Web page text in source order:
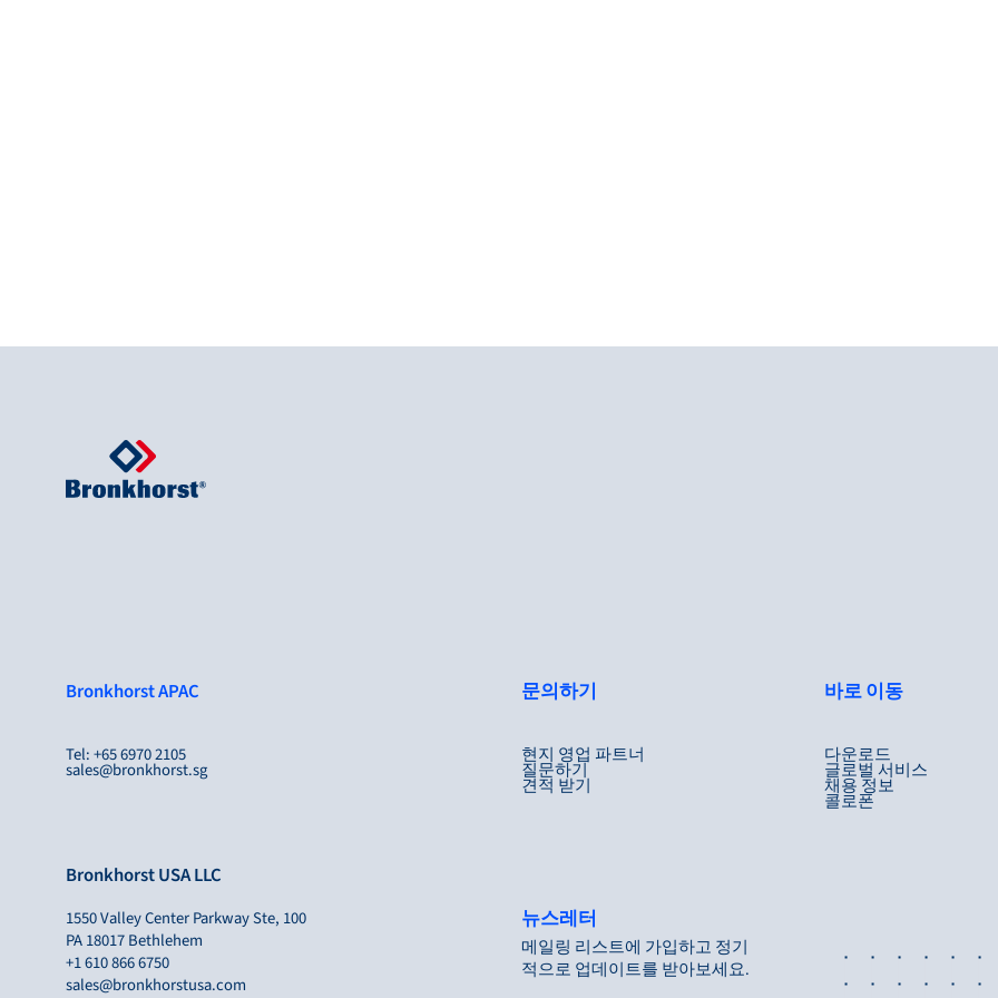
Bronkhorst APAC
Tel: +65 6970 2105
sales@bronkhorst.sg
Bronkhorst USA LLC
1550 Valley Center Parkway Ste, 100
PA 18017 Bethlehem
+1 610 866 6750
sales@bronkhorstusa.com
문의하기
현지 영업 파트너
질문하기
견적 받기
바로 이동
다운로드
글로벌 서비스
채용 정보
콜로폰
뉴스레터
메일링 리스트에 가입하고 정기
적으로 업데이트를 받아보세요.